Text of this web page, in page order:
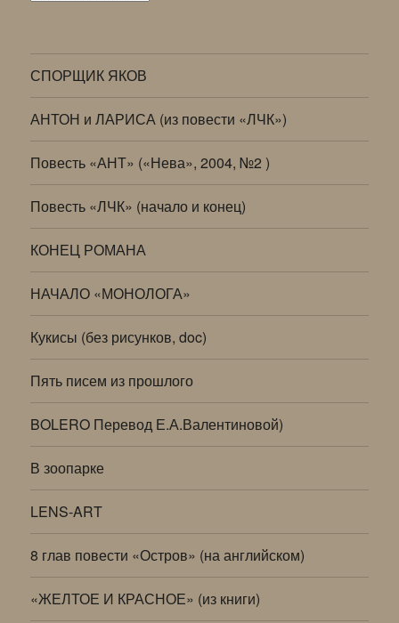
СПОРЩИК ЯКОВ
АНТОН и ЛАРИСА (из повести «ЛЧК»)
Повесть «АНТ» («Нева», 2004, №2 )
Повесть «ЛЧК» (начало и конец)
КОНЕЦ РОМАНА
НАЧАЛО «МОНОЛОГА»
Кукисы (без рисунков, doc)
Пять писем из прошлого
BOLERO Перевод Е.А.Валентиновой)
В зоопарке
LENS-ART
8 глав повести «Остров» (на английском)
«ЖЕЛТОЕ И КРАСНОЕ» (из книги)